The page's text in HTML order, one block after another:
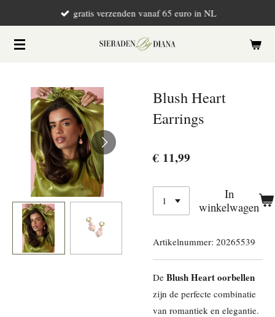
naar
gratis verzenden vanaf 65 euro in NL
Blush Heart
Earrings
€ 11,99
In
winkelwagen
Artikelnummer: 20265539
De Blush Heart oorbellen
zijn de perfecte combinatie
van romantiek en elegantie.